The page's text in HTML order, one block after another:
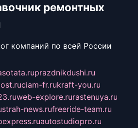
ремонтных
компаний по всей России
prazdnikdushi.ru
ciam-fr.rukraft-you.ru
web-explore.rurastenuya.ru
strah-news.rufreeride-team.ru
autostudiopro.ru